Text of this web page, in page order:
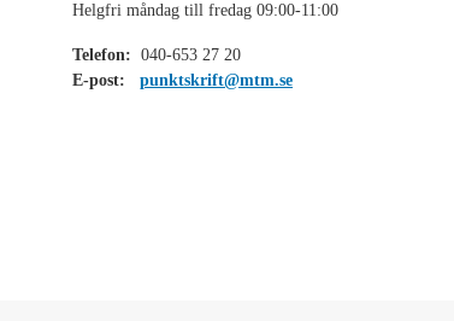
Helgfri måndag till fredag 09:00-11:00
Telefon: 040-653 27 20
E-post:
punktskrift@mtm.se